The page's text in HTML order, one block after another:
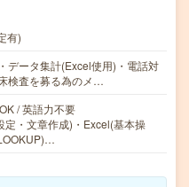
有)
データ集計(Excel使用)・電話対
検査を募る為のメ…
/ 英語力不要
定・文章作成)・Excel(基本操